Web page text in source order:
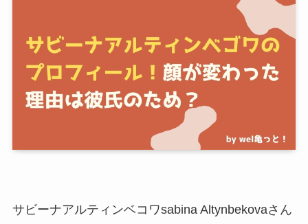
サビーナアルティンベコワsabina Altynbekovaさん